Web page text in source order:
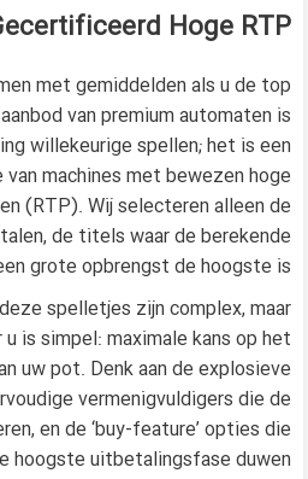
Hoge RTP
met gemiddelden als u de top
van premium automaten is
willekeurige spellen; het is een
machines met bewezen hoge
(RTP). Wij selecteren alleen de
de titels waar de berekende
grote opbrengst de hoogste is.
spelletjes zijn complex, maar
is simpel: maximale kans op het
uw pot. Denk aan de explosieve
vermenigvuldigers die de
en de ‘buy-feature’ opties die
hoogste uitbetalingsfase duwen.